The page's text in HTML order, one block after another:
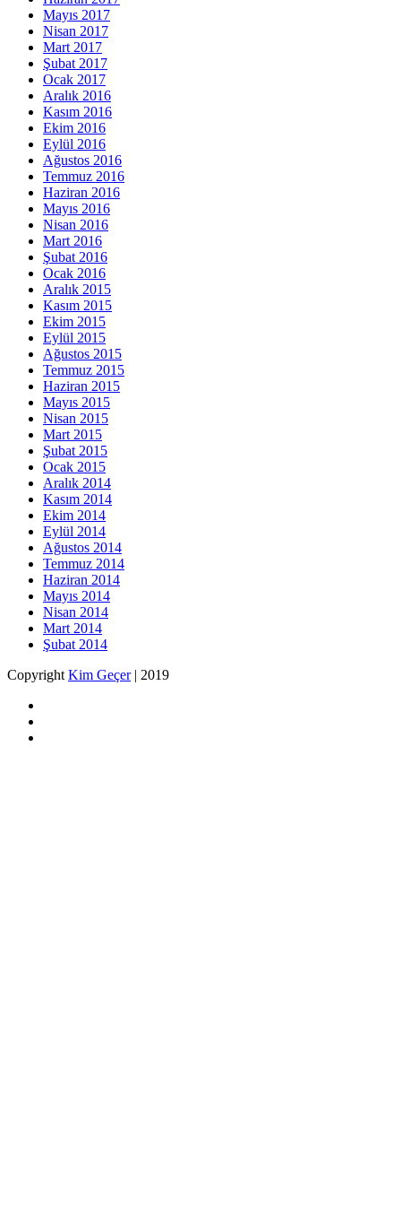
Mayıs 2017
Nisan 2017
Mart 2017
Şubat 2017
Ocak 2017
Aralık 2016
Kasım 2016
Ekim 2016
Eylül 2016
Ağustos 2016
Temmuz 2016
Haziran 2016
Mayıs 2016
Nisan 2016
Mart 2016
Şubat 2016
Ocak 2016
Aralık 2015
Kasım 2015
Ekim 2015
Eylül 2015
Ağustos 2015
Temmuz 2015
Haziran 2015
Mayıs 2015
Nisan 2015
Mart 2015
Şubat 2015
Ocak 2015
Aralık 2014
Kasım 2014
Ekim 2014
Eylül 2014
Ağustos 2014
Temmuz 2014
Haziran 2014
Mayıs 2014
Nisan 2014
Mart 2014
Şubat 2014
Copyright Kim Geçer| 2019